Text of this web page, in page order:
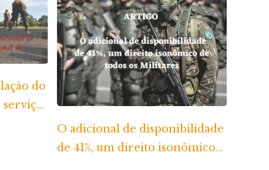
do
serviço
O adicional de disponibilidade
de 41%, um direito isonômico